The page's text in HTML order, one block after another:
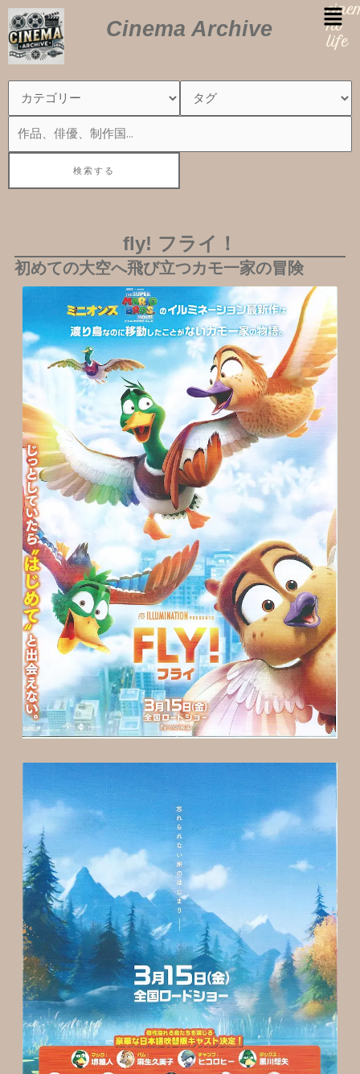
内
容
を
ス
Cinema Archive
no
life
fly! フライ！
初めての大空へ飛び立つカモ一家の冒険